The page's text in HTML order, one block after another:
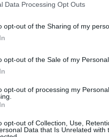
Data Processing Opt Outs
opt-out of the Sharing of my
opt-out of the Sale of my Personal
opt-out of processing my
opt-out of Collection, Use,
Data that Is Unrelated with
secondo cui alle navi deve